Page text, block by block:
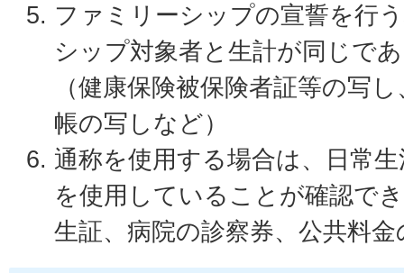
ファミリーシップの宣誓を行
シップ対象者と生計が同じで
（健康保険被保険者証等の写
帳の写しなど）
通称を使用する場合は、日常
を使用していることが確認で
生証、病院の診察券、公共料